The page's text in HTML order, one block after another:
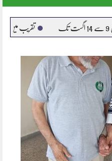
تقریب میں کھلاۓ جانیوالے